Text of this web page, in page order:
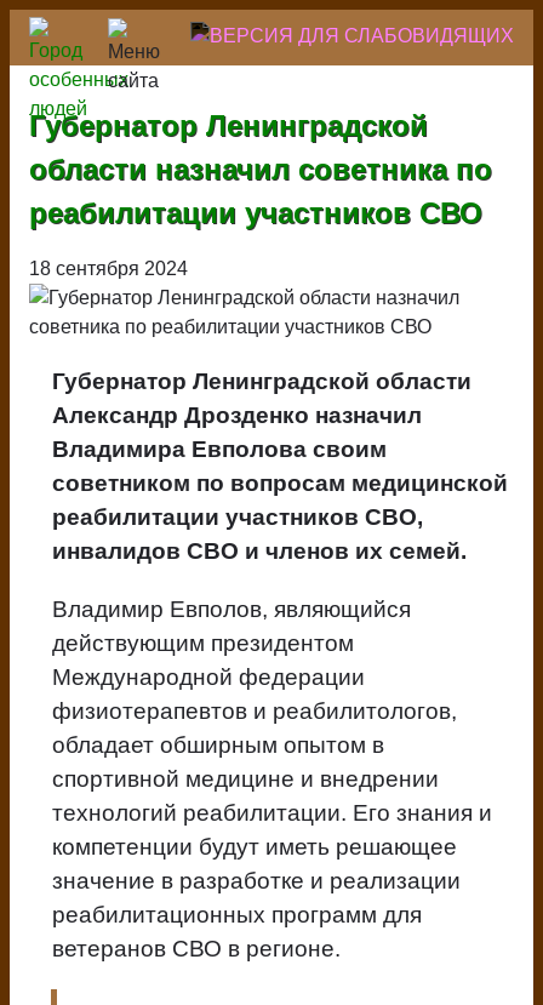
Перейти
основному
содержанию
Губернатор Ленинградской
области назначил советника по
реабилитации участников СВО
18 сентября 2024
Губернатор Ленинградской области
Александр Дрозденко назначил
Владимира Евполова своим
советником по вопросам медицинской
реабилитации участников СВО,
инвалидов СВО и членов их семей.
Владимир Евполов, являющийся
действующим президентом
Международной федерации
физиотерапевтов и реабилитологов,
обладает обширным опытом в
спортивной медицине и внедрении
технологий реабилитации. Его знания и
компетенции будут иметь решающее
значение в разработке и реализации
реабилитационных программ для
ветеранов СВО в регионе.